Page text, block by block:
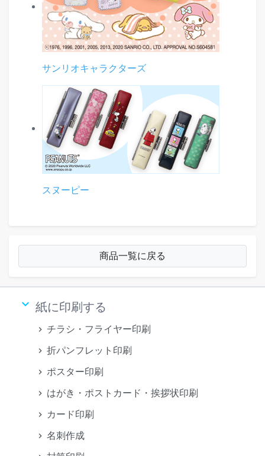
サンリオキャラクターズ
スヌーピー
商品一覧に戻る
keyboard_arrow_down 紙に印刷する
チラシ・フライヤー印刷
折パンフレット印刷
ポスター印刷
はがき・ポストカード・挨拶状印刷
カード印刷
名刺作成